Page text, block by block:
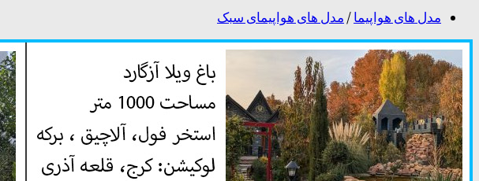
مدل های هواپیما/ مدل های هواپیمای سبک